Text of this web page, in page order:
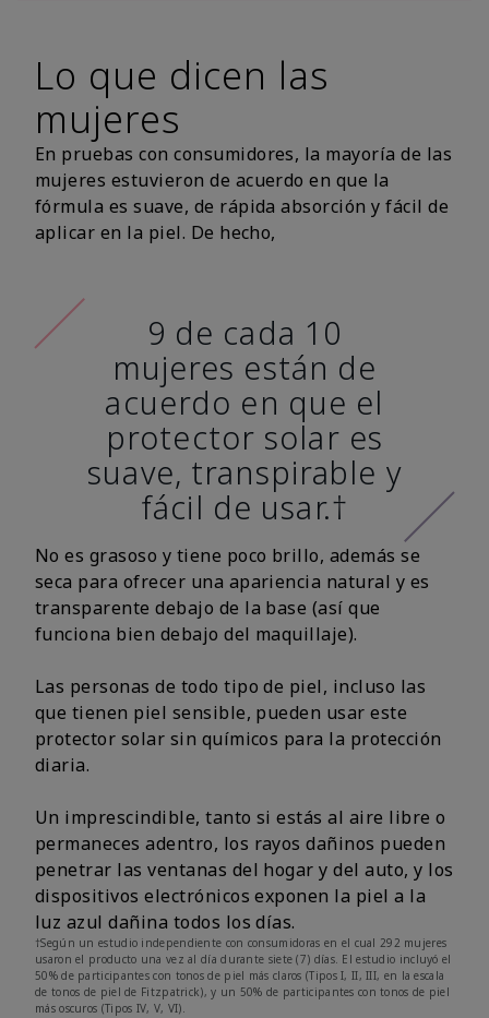
Lo que dicen las
mujeres
En pruebas con consumidores, la mayoría de las
mujeres estuvieron de acuerdo en que la
fórmula es suave, de rápida absorción y fácil de
aplicar en la piel. De hecho,
9 de cada 10
mujeres están de
acuerdo en que el
protector solar es
suave, transpirable y
fácil de usar.†
No es grasoso y tiene poco brillo, además se
seca para ofrecer una apariencia natural y es
transparente debajo de la base (así que
funciona bien debajo del maquillaje).
Las personas de todo tipo de piel, incluso las
que tienen piel sensible, pueden usar este
protector solar sin químicos para la protección
diaria.
Un imprescindible, tanto si estás al aire libre o
permaneces adentro, los rayos dañinos pueden
penetrar las ventanas del hogar y del auto, y los
dispositivos electrónicos exponen la piel a la
luz azul dañina todos los días.
†Según un estudio independiente con consumidoras en el cual 292 mujeres
usaron el producto una vez al día durante siete (7) días. El estudio incluyó el
50% de participantes con tonos de piel más claros (Tipos I, II, III, en la escala
de tonos de piel de Fitzpatrick), y un 50% de participantes con tonos de piel
más oscuros (Tipos IV, V, VI).